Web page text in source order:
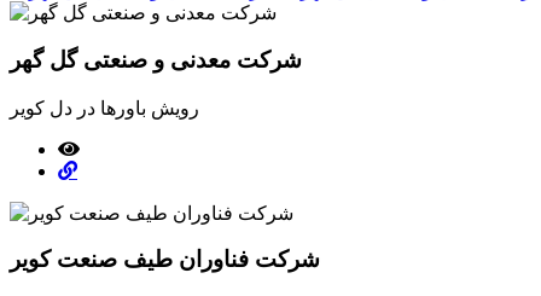
شرکت معدنی و صنعتی گل گهر
رویش باورها در دل کویر
شرکت فناوران طیف صنعت کویر